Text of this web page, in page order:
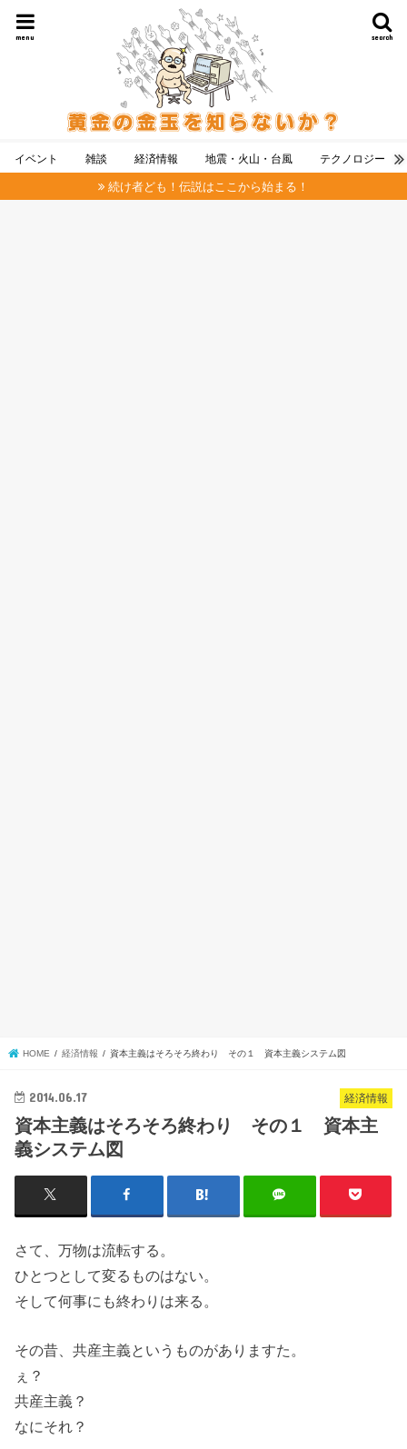
search
menu
イベント 雑談 経済情報 地震・火山・台風 テクノロジー
続け者ども！伝説はここから始まる！
HOME 経済情報 資本主義はそろそろ終わり その１ 資本主義システム図
経済情報
2014.06.17
資本主義はそろそろ終わり その１ 資本主
義システム図
さて、万物は流転する。
ひとつとして変るものはない。
そして何事にも終わりは来る。
その昔、共産主義というものがありますた。
ぇ？
共産主義？
なにそれ？